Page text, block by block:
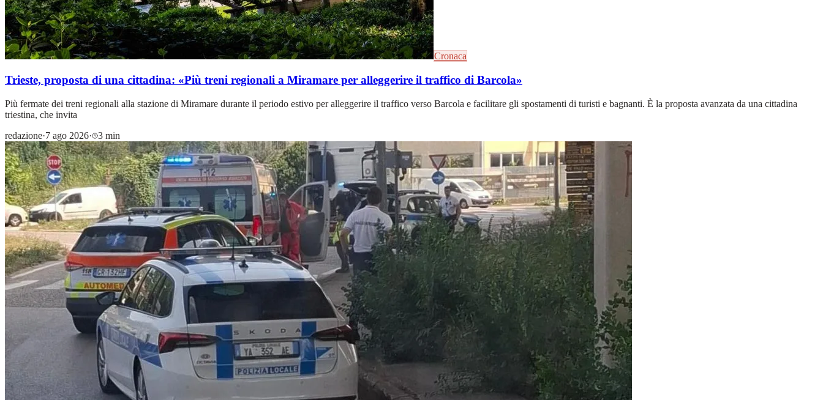
Cronaca
Trieste, proposta di una cittadina: «Più treni regionali a Miramare per alleggerire il traffico di Barcola»
Più fermate dei treni regionali alla stazione di Miramare durante il periodo estivo per alleggerire il traffico verso Barcola e facilitare gli spostamenti di turisti e bagnanti. È la proposta avanzata da una cittadina
triestina, che invita
redazione·7 ago 2026· 3 min